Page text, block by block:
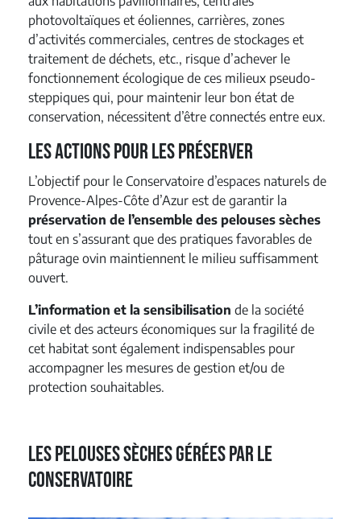
photovoltaïques et éoliennes, carrières, zones
d’activités commerciales, centres de stockages et
traitement de déchets, etc., risque d’achever le
fonctionnement écologique de ces milieux pseudo-
steppiques qui, pour maintenir leur bon état de
conservation, nécessitent d’être connectés entre eux.
Les actions pour les préserver
L’objectif pour le Conservatoire d’espaces naturels de
Provence-Alpes-Côte d’Azur est de garantir la
préservation de l’ensemble des pelouses sèches
tout en s’assurant que des pratiques favorables de
pâturage ovin maintiennent le milieu suffisamment
ouvert.
L’information et la sensibilisation de la société
civile et des acteurs économiques sur la fragilité de
cet habitat sont également indispensables pour
accompagner les mesures de gestion et/ou de
protection souhaitables.
Les pelouses sèches gérées par le
Conservatoire